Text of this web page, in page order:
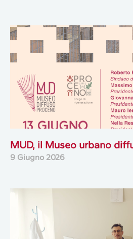
MUD, il Museo urbano
9 Giugno 2026